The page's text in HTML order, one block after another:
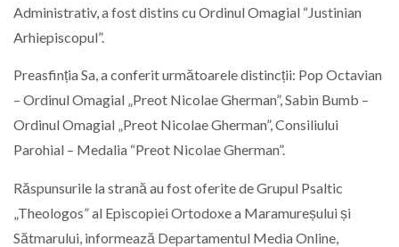
Administrativ, a fost distins cu Ordinul Omagial “Justinian
Arhiepiscopul”.
Preasfinția Sa, a conferit următoarele distincții: Pop Octavian
– Ordinul Omagial „Preot Nicolae Gherman”, Sabin Bumb –
Ordinul Omagial „Preot Nicolae Gherman”, Consiliului
Parohial – Medalia “Preot Nicolae Gherman”.
Răspunsurile la strană au fost oferite de Grupul Psaltic
„Theologos” al Episcopiei Ortodoxe a Maramureșului și
Sătmarului, informează Departamentul Media Online,